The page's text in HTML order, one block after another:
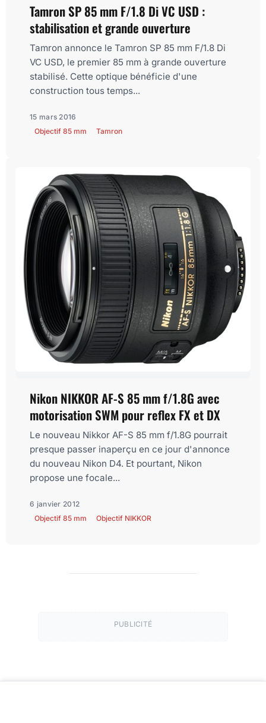
Tamron SP 85 mm F/1.8 Di VC USD :
stabilisation et grande ouverture
Tamron annonce le Tamron SP 85 mm F/1.8 Di
VC USD, le premier 85 mm à grande ouverture
stabilisé. Cette optique bénéficie d'une
construction tous temps...
15 mars 2016
Objectif 85 mm
Tamron
Nikon NIKKOR AF-S 85 mm f/1.8G avec
motorisation SWM pour reflex FX et DX
Le nouveau Nikkor AF-S 85 mm f/1.8G pourrait
presque passer inaperçu en ce jour d'annonce
du nouveau Nikon D4. Et pourtant, Nikon
propose une focale...
6 janvier 2012
Objectif 85 mm
Objectif NIKKOR
PUBLICITÉ